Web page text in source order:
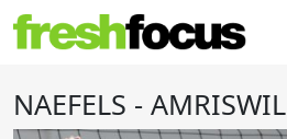
NAEFELS - AMRISWIL